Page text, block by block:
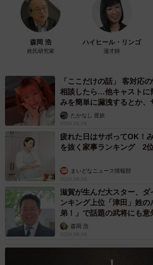
森岡 浩
姓氏研究家
ハイヒール・リンゴ
漫才師
「ここだけの話」 客対応
相談したら…他キャストに筒抜け
みを簡単に漏洩するとか、
ャストに取材】
たかなし 亜妖
2026.08.09
疲れた日はサボってOK！
を抜く家事ランキング 2
まいどなニュース情報部
2026.08.09
滋賀が生んだ大スター、
ンキング上位「津田」姓
弟！」で話題の武将にも
森岡 浩
2026.08.09